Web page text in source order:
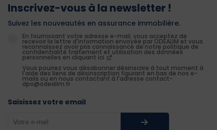
Inscrivez-vous à la newsletter !
Suivez les nouveautés en assurance immobilière.
En fournissant votre adresse e-mail, vous acceptez de
recevoir la lettre d'information envoyée par ODEALIM et vous
reconnaissez avoir pris connaissance de notre politique de
confidentialité traitement et utilisation des données
personnelles en cliquant ici
Vous pourrez vous désabonner désinscrire à tout moment à
l'aide des liens de désinscription figurant en bas de nos e-
mails ou en nous contactant à l'adresse contact-
dpo@odealim.fr
Saisissez votre email